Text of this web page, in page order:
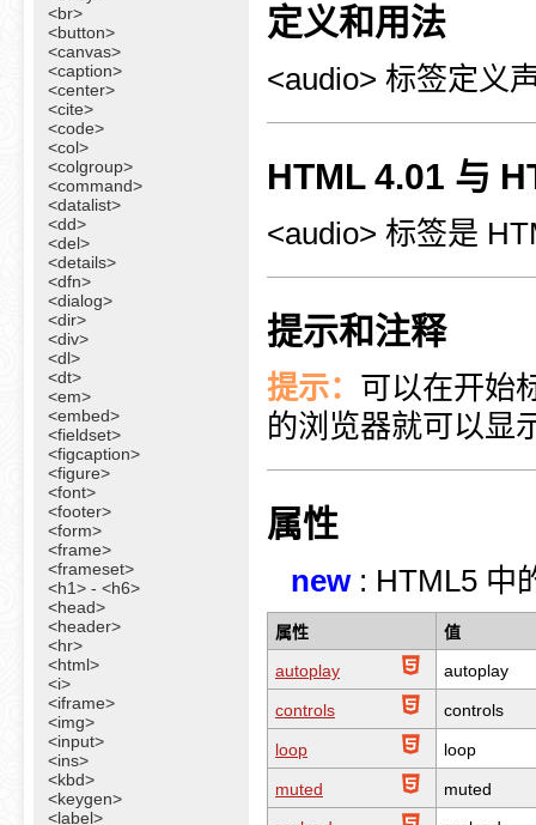
<br>
<button>
<canvas>
<caption>
<center>
<cite>
<code>
<col>
<colgroup>
<command>
<datalist>
<dd>
<del>
<details>
<dfn>
<dialog>
<dir>
<div>
<dl>
<dt>
<em>
<embed>
<fieldset>
<figcaption>
<figure>
<font>
<footer>
<form>
<frame>
<frameset>
<h1> - <h6>
<head>
<header>
<hr>
<html>
<i>
<iframe>
<img>
<input>
<ins>
<kbd>
<keygen>
<label>
定义和用法
<audio> 标签定义
HTML 4.01 与
<audio> 标签是
提示和注释
提示： 可以在开始
的浏览器就可以显
属性
new: HTML5 中
属性
值
autoplay
autoplay
controls controls
loop loop
muted
muted